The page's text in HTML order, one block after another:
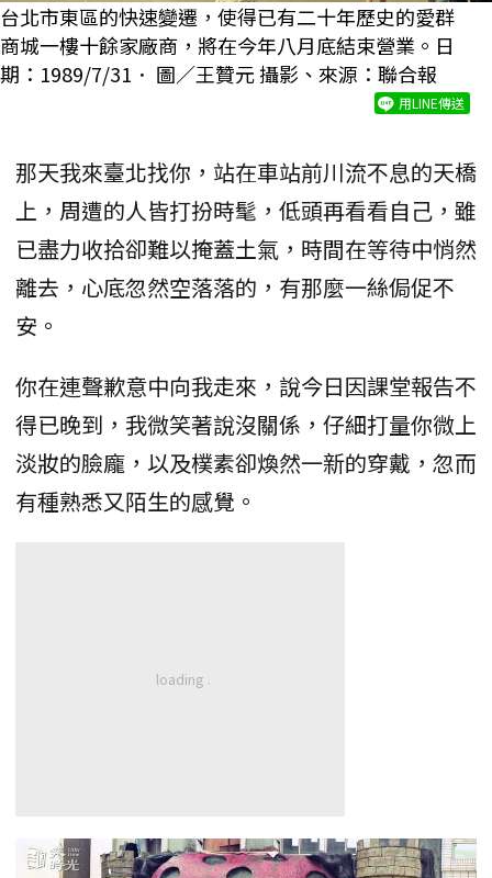
台北市東區的快速變遷，使得已有二十年歷史的愛群
商城一樓十餘家廠商，將在今年八月底結束營業。日
期：1989/7/31． 圖／王贊元 攝影、來源：聯合報
用LINE傳送
那天我來臺北找你，站在車站前川流不息的天橋
上，周遭的人皆打扮時髦，低頭再看看自己，雖
已盡力收拾卻難以掩蓋土氣，時間在等待中悄然
離去，心底忽然空落落的，有那麼一絲侷促不
安。
你在連聲歉意中向我走來，說今日因課堂報告不
得已晚到，我微笑著說沒關係，仔細打量你微上
淡妝的臉龐，以及樸素卻煥然一新的穿戴，忽而
有種熟悉又陌生的感覺。